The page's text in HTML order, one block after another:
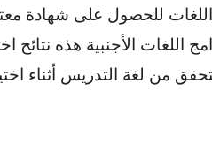
اللغات للحصول على شهادة
اللغات الأجنبية هذه نتائج